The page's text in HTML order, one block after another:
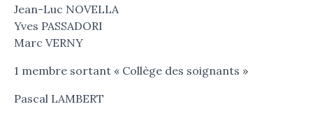
Jean-Luc NOVELLA
Yves PASSADORI
Marc VERNY
1 membre sortant « Collège des soignants »
Pascal LAMBERT